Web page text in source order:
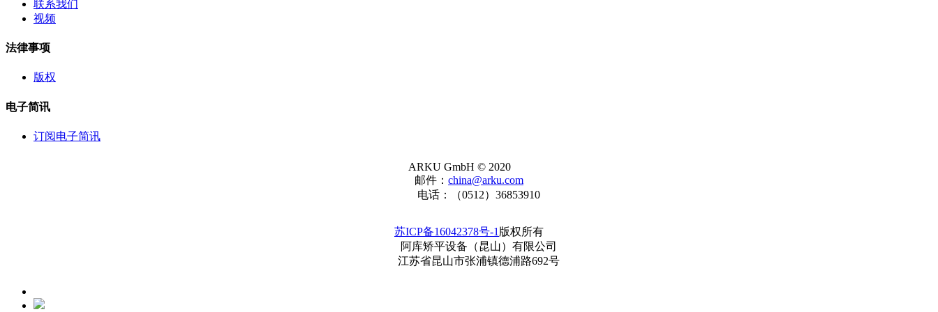
联系我们
视频
法律事项
版权
电子简讯
订阅电子简讯
ARKU GmbH © 2020
邮件： china@arku.com
电话：（0512）36853910
苏ICP备16042378号-1 版权所有
阿库矫平设备（昆山）有限公司
江苏省昆山市张浦镇德浦路692号